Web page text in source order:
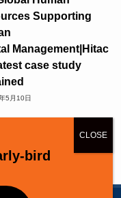
Supporting
Management|Hitac
case study
5月10日
bird